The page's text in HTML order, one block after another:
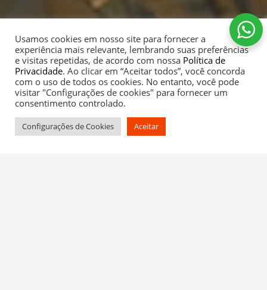
Usamos cookies em nosso site para fornecer a
experiência mais relevante, lembrando suas preferências
e visitas repetidas, de acordo com nossa Política de
Privacidade. Ao clicar em “Aceitar todos”, você concorda
com o uso de todos os cookies. No entanto, você pode
visitar "Configurações de cookies" para fornecer um
consentimento controlado.
Configurações de Cookies Aceitar